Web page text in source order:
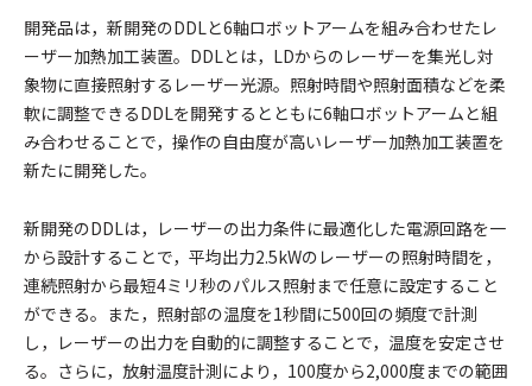
開発品は，新開発のDDLと6軸ロボットアームを組み合わせたレ
ーザー加熱加工装置。DDLとは，LDからのレーザーを集光し対
象物に直接照射するレーザー光源。照射時間や照射面積などを柔
軟に調整できるDDLを開発するとともに6軸ロボットアームと組
み合わせることで，操作の自由度が高いレーザー加熱加工装置を
新たに開発した。
新開発のDDLは，レーザーの出力条件に最適化した電源回路を一
から設計することで，平均出力2.5kWのレーザーの照射時間を，
連続照射から最短4ミリ秒のパルス照射まで任意に設定すること
ができる。また，照射部の温度を1秒間に500回の頻度で計測
し，レーザーの出力を自動的に調整することで，温度を安定させ
る。さらに，放射温度計測により，100度から2,000度までの範囲